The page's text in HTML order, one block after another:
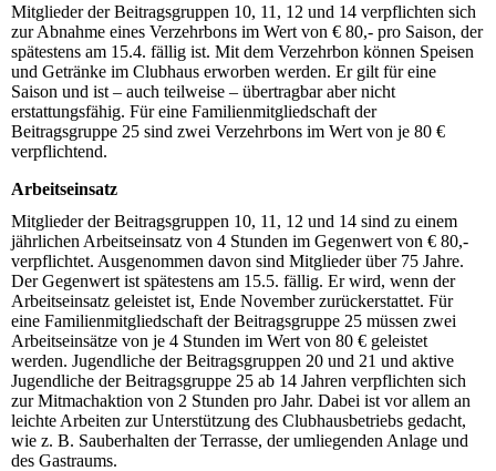
Mitglieder der Beitragsgruppen 10, 11, 12 und 14 verpflichten sich
zur Abnahme eines Verzehrbons im Wert von € 80,- pro Saison, der
spätestens am 15.4. fällig ist. Mit dem Verzehrbon können Speisen
und Getränke im Clubhaus erworben werden. Er gilt für eine
Saison und ist – auch teilweise – übertragbar aber nicht
erstattungsfähig. Für eine Familienmitgliedschaft der
Beitragsgruppe 25 sind zwei Verzehrbons im Wert von je 80 €
verpflichtend.
Arbeitseinsatz
Mitglieder der Beitragsgruppen 10, 11, 12 und 14 sind zu einem
jährlichen Arbeitseinsatz von 4 Stunden im Gegenwert von € 80,-
verpflichtet. Ausgenommen davon sind Mitglieder über 75 Jahre.
Der Gegenwert ist spätestens am 15.5. fällig. Er wird, wenn der
Arbeitseinsatz geleistet ist, Ende November zurückerstattet. Für
eine Familienmitgliedschaft der Beitragsgruppe 25 müssen zwei
Arbeitseinsätze von je 4 Stunden im Wert von 80 € geleistet
werden. Jugendliche der Beitragsgruppen 20 und 21 und aktive
Jugendliche der Beitragsgruppe 25 ab 14 Jahren verpflichten sich
zur Mitmachaktion von 2 Stunden pro Jahr. Dabei ist vor allem an
leichte Arbeiten zur Unterstützung des Clubhausbetriebs gedacht,
wie z. B. Sauberhalten der Terrasse, der umliegenden Anlage und
des Gastraums.